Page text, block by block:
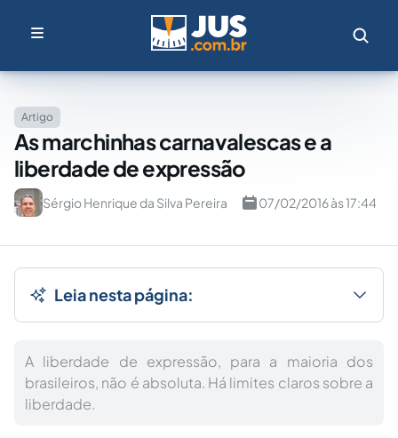
Artigo
As marchinhas carnavalescas e a
liberdade de expressão
Sérgio Henrique da Silva Pereira 07/02/2016 às 17:44
Leia nesta página:
A liberdade de expressão, para a maioria dos
brasileiros, não é absoluta. Há limites claros sobre a
liberdade.